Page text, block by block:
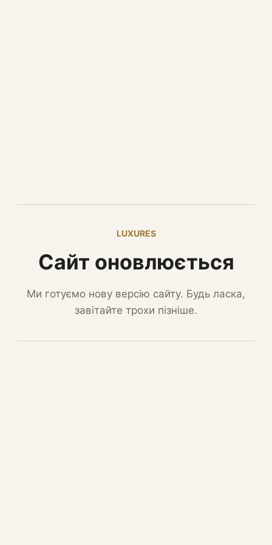
LUXURES
Сайт оновлюється
Ми готуємо нову версію сайту. Будь ласка,
завітайте трохи пізніше.